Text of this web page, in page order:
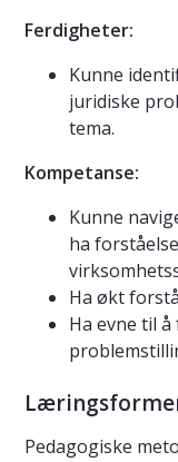
Ferdigheter:
Kunne
juridiske
tema.
Kompetanse:
Kunne
ha
Ha økt
Ha evne til
Pedagogiske